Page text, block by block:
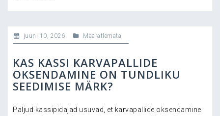
juuni 10, 2026 Määratlemata
KAS KASSI KARVAPALLIDE
OKSENDAMINE ON TUNDLIKU
SEEDIMISE MÄRK?
Paljud kassipidajad usuvad, et karvapallide oksendamine